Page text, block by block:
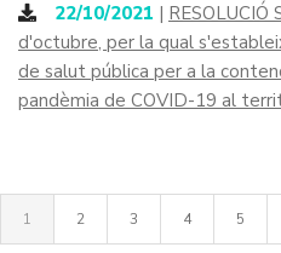
22/10/2021 |
d'octubre, per la qual
de salut pública per a la
pandèmia de COVID-19 al
1 2 3 4 5